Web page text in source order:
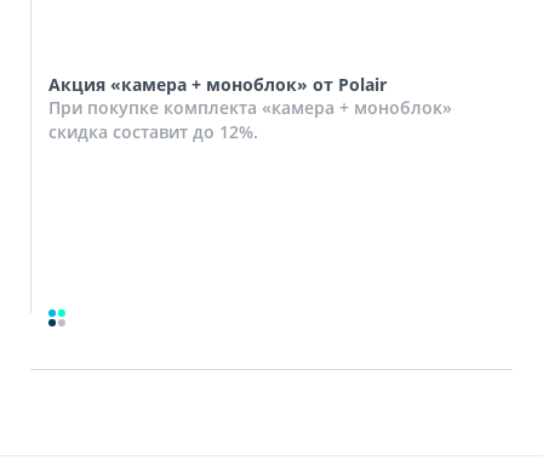
Акция «камера + моноблок» от Polair
При покупке комплекта «камера + моноблок»
скидка составит до 12%.